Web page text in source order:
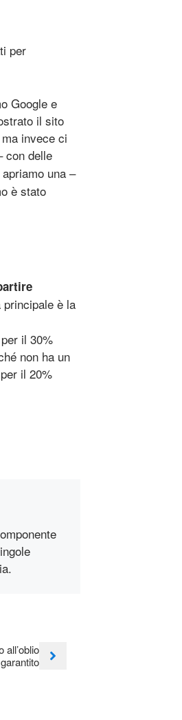
per
Google e
il sito
invece ci
con delle
una –
è stato
è la
il 30%
non ha un
il 20%
garantito